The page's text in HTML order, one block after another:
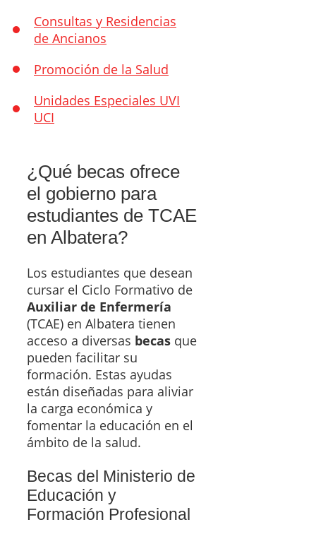
Consultas y Residencias
de Ancianos
Promoción de la Salud
Unidades Especiales UVI
UCI
¿Qué becas ofrece
el gobierno para
estudiantes de TCAE
en Albatera?
Los estudiantes que desean
cursar el Ciclo Formativo de
Auxiliar de Enfermería
(TCAE) en Albatera tienen
acceso a diversas becas que
pueden facilitar su
formación. Estas ayudas
están diseñadas para aliviar
la carga económica y
fomentar la educación en el
ámbito de la salud.
Becas del Ministerio de
Educación y
Formación Profesional